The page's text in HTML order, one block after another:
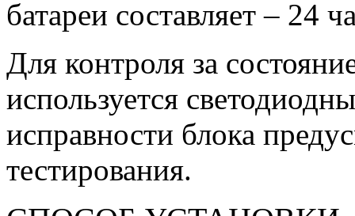
батареи составляет – 24
Для контроля за
используется
исправности блока
тестирования.